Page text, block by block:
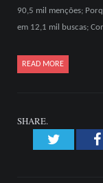
90,5 mil menções;
em 12,1 mil buscas;
READ MORE
SHARE.
Twitter